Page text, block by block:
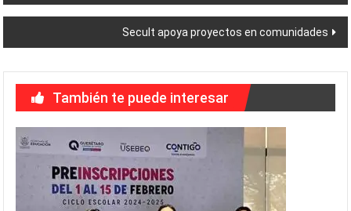
de
entradas
Secult apoya proyectos en comunidades
También te puede interesar